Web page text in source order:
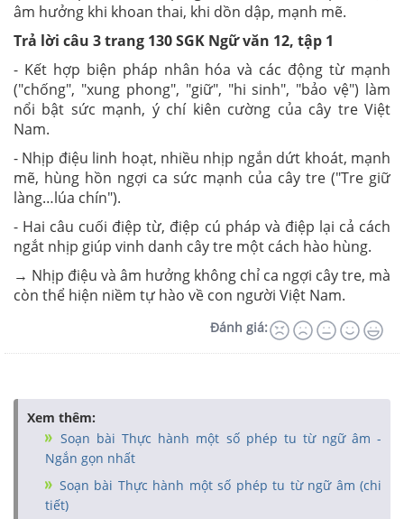
âm hưởng khi khoan thai, khi dồn dập, mạnh mẽ.
Trả lời câu 3 trang 130 SGK Ngữ văn 12, tập 1
- Kết hợp biện pháp nhân hóa và các động từ mạnh
("chống", "xung phong", "giữ", "hi sinh", "bảo vệ") làm
nổi bật sức mạnh, ý chí kiên cường của cây tre Việt
Nam.
- Nhịp điệu linh hoạt, nhiều nhịp ngắn dứt khoát, mạnh
mẽ, hùng hồn ngợi ca sức mạnh của cây tre ("Tre giữ
làng…lúa chín").
- Hai câu cuối điệp từ, điệp cú pháp và điệp lại cả cách
ngắt nhịp giúp vinh danh cây tre một cách hào hùng.
→ Nhịp điệu và âm hưởng không chỉ ca ngợi cây tre, mà
còn thể hiện niềm tự hào về con người Việt Nam.
Đánh giá:
Xem thêm:
Soạn bài Thực hành một số phép tu từ ngữ âm -
Ngắn gọn nhất
Soạn bài Thực hành một số phép tu từ ngữ âm (chi
tiết)